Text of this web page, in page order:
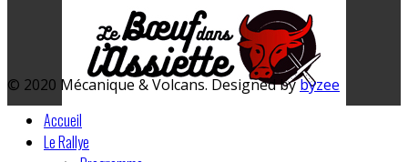
© 2020 Mécanique & Volcans. Designed bybyzee
Accueil
Le Rallye